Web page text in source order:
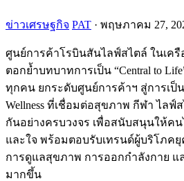
ข่าวเศรษฐกิจ PAT · พฤษภาคม 27,
ศูนย์การค้าโรบินสันไลฟ์สไตล์ ในเครื
ตอกย้ำบทบาทการเป็น “Central to
ทุกคน ยกระดับศูนย์การค้าฯ สู่การเป็น
Wellness ที่เชื่อมต่อสุขภาพ กีฬา ไลฟ์
กันอย่างครบวงจร เพื่อสนับสนุนให้ค
และใจ พร้อมตอบรับเทรนด์ผู้บริโภ
การดูแลสุขภาพ การออกกำลังกาย แ
มากขึ้น